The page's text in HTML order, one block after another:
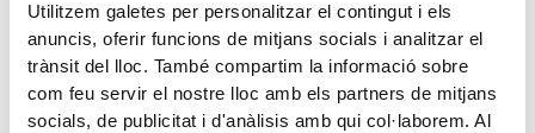
Utilitzem galetes per personalitzar el contingut i els
anuncis, oferir funcions de mitjans socials i analitzar el
trànsit del lloc. També compartim la informació sobre
com feu servir el nostre lloc amb els partners de mitjans
socials, de publicitat i d'anàlisis amb qui col·laborem. Al